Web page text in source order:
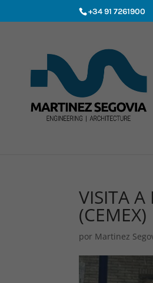
+34 91 7261900
VISITA A
(CEMEX)
por Martinez